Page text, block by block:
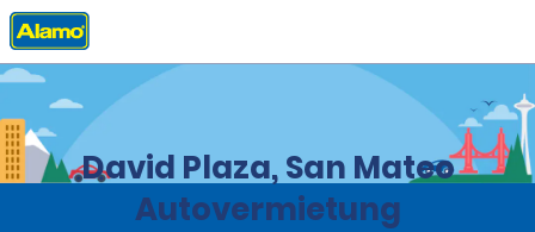
Privat Stationen
David Plaza, San Mateo
Autovermietung